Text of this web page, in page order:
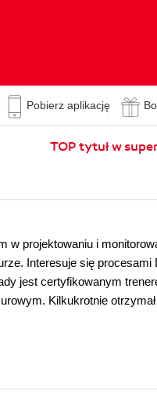
Pobierz aplikację
TOP tytuł w
w projektowaniu i
Interesuje się procesami
jest certyfikowanym
Kilkukrotnie otrzymał